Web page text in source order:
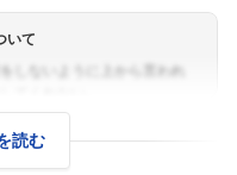
いて
読む